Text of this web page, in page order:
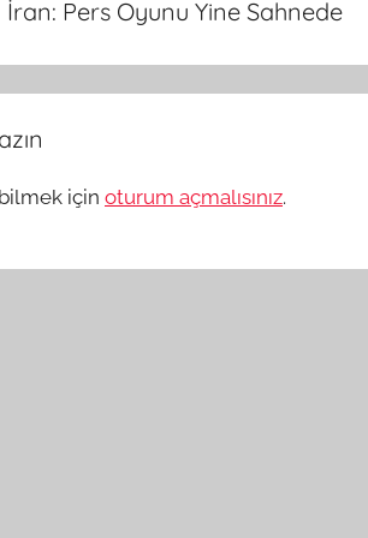
Pers Oyunu Yine Sahnede
için oturum açmalısınız.